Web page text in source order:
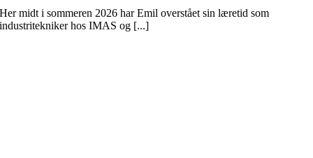
Her midt i sommeren 2026 har Emil overstået sin læretid som
industritekniker hos IMAS og [...]